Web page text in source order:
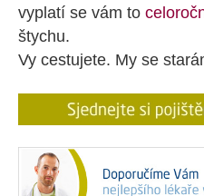
vyplatí se vám to
štychu.
Vy cestujete. My se